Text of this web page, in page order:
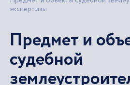
экспертизы
Предмет и
судебной